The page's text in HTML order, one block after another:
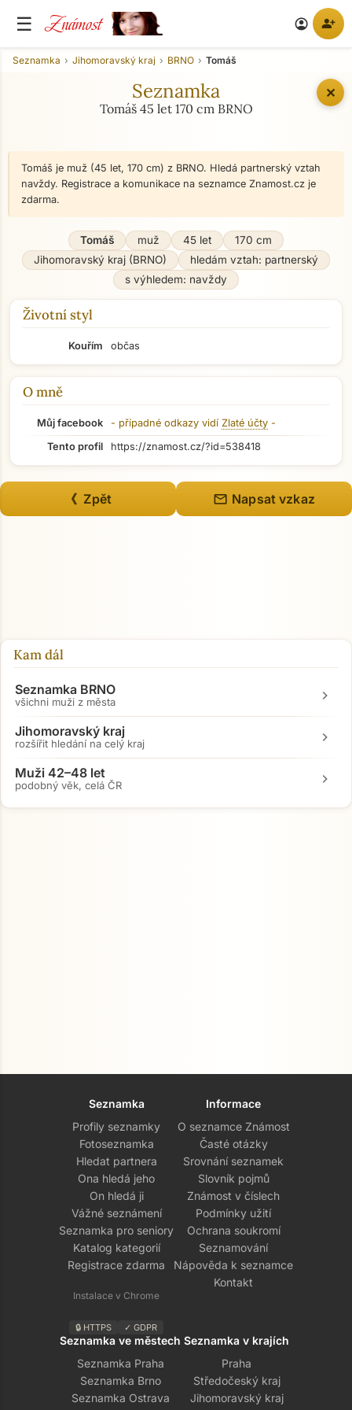
☰ Známost account_circle person_add
✕
Seznamka Jihomoravský kraj BRNO Tomáš
Seznamka
Tomáš 45 let 170 cm BRNO
Tomáš je muž (45 let, 170 cm) z BRNO. Hledá partnerský vztah
navždy. Registrace a komunikace na seznamce Znamost.cz je
zdarma.
Tomáš muž 45 let
170 cm
Jihomoravský kraj (BRNO)
hledám vztah: partnerský
s výhledem: navždy
Životní styl
Kouřím občas
O mně
Můj facebook - případné odkazy vidí Zlaté účty -
Tento profil
https://znamost.cz/?id=538418
《 Zpět mail Napsat vzkaz
Kam dál
Seznamka BRNO
všichni muži z města chevron_right
Jihomoravský kraj
rozšířit hledání na celý kraj chevron_right
Muži 42–48 let
podobný věk, celá ČR chevron_right
Seznamka
Profily seznamky
Fotoseznamka
Hledat partnera
Ona hledá jeho
On hledá ji
Vážné seznámení
Seznamka pro seniory
Katalog kategorií
Registrace zdarma
Instalace v Chrome
🔒 HTTPS ✓ GDPR
Informace
O seznamce Známost
Časté otázky
Srovnání seznamek
Slovník pojmů
Známost v číslech
Podmínky užití
Ochrana soukromí
Seznamování
Nápověda k seznamce
Kontakt
Seznamka ve městech
Seznamka Praha
Seznamka Brno
Seznamka Ostrava
Seznamka v krajích
Praha
Středočeský kraj
Jihomoravský kraj